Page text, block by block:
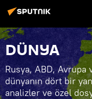
DÜNYA
Rusya, ABD,
dünyanın dört bir
analizler ve özel